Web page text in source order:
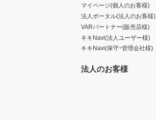
マイページ(個人のお客様)
法人ポータル(法人のお客様)
VARパートナー(販売店様)
キキNavi(法人ユーザー様)
キキNavi(保守・管理会社様)
法人のお客様